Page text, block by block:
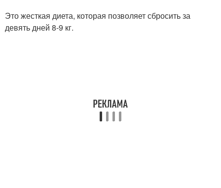
Это жесткая диета, которая позволяет сбросить за
девять дней 8-9 кг.